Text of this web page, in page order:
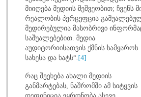
მიიღება მედიის მეშვეობით; ჩვენს
რეალობის პერცეფცია
მედირებულია მასობრივი
საშუალებებით. მედია
აუდიტორიისათვის ქმნის სამყაროს
სახესა და ხატს“. [4]
რაც შეეხება ახალი მედიის
განმარტებას, ნაშრომში ამ სიტყვის
დეფინიცია ეყრდნობა ასევე